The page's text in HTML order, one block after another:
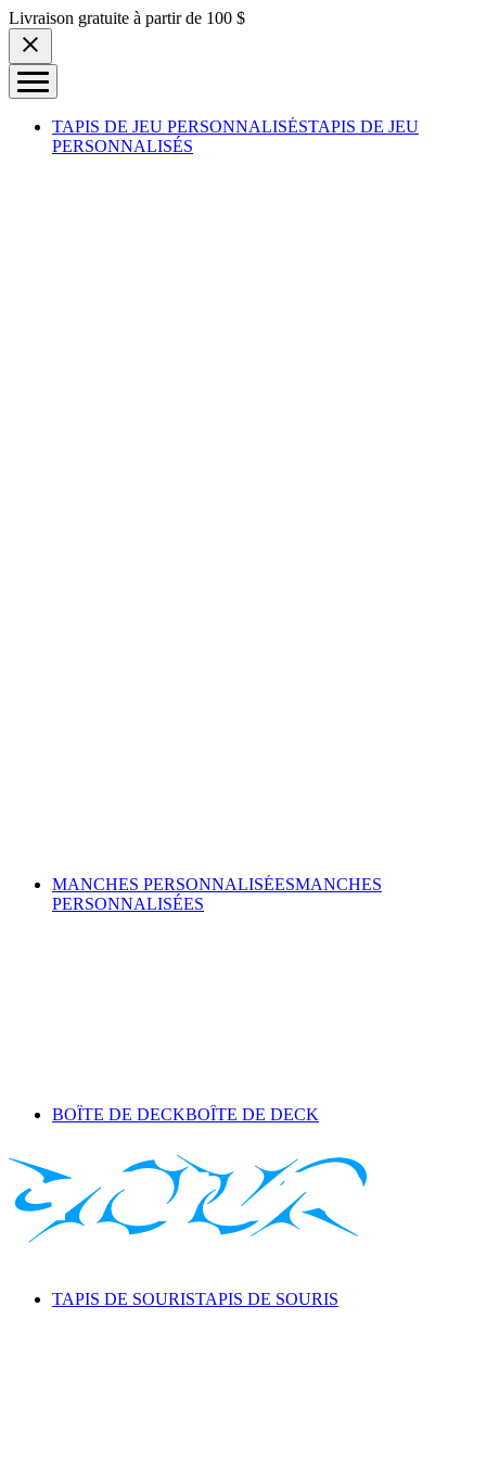
Skip to content
Livraison gratuite à partir de 100 $
TAPIS DE JEU PERSONNALISÉSTAPIS DE JEU
PERSONNALISÉS
MANCHES PERSONNALISÉESMANCHES
PERSONNALISÉES
BOÎTE DE DECKBOÎTE DE DECK
TAPIS DE SOURISTAPIS DE SOURIS